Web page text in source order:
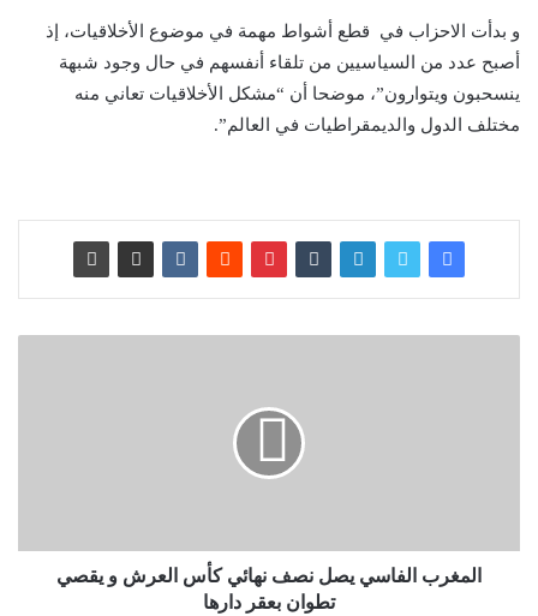
و بدأت الاحزاب في قطع أشواط مهمة في موضوع الأخلاقيات، إذ
أصبح عدد من السياسيين من تلقاء أنفسهم في حال وجود شبهة
ينسحبون ويتوارون”، موضحا أن “مشكل الأخلاقيات تعاني منه
مختلف الدول والديمقراطيات في العالم”.
المغرب الفاسي يصل نصف نهائي كأس العرش و يقصي
تطوان بعقر دارها